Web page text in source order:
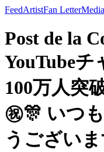
FeedArtistFan LetterMedia
Post de la
YouTube
100万人突
㊗️🎊 いつ
うござい